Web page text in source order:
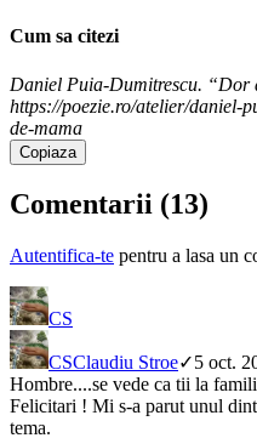
Cum sa citezi
Daniel Puia-Dumitrescu. “Dor
https://poezie.ro/atelier/daniel-
de-mama
Copiaza
Comentarii (13)
Autentifica-te pentru a lasa un
CS
CSClaudiu Stroe✓5 oct.
Hombre....se vede ca tii la
Felicitari ! Mi s-a parut unul
tema.